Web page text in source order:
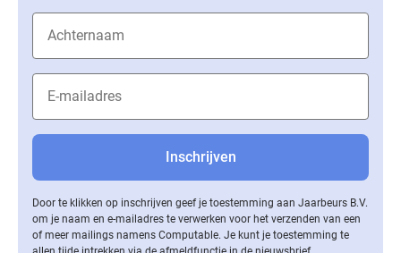
Door te klikken op inschrijven geef je toestemming aan Jaarbeurs B.V.
om je naam en e-mailadres te verwerken voor het verzenden van een
of meer mailings namens Computable. Je kunt je toestemming te